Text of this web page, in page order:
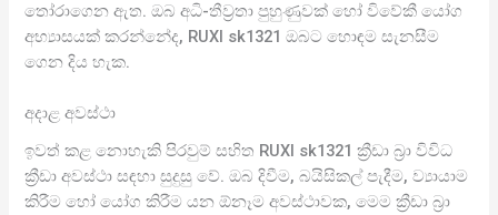
තෝරාගෙන ඇත. ඔබ අධි-තීව්‍රතා පුහුණුවක් හෝ විවේකී යෝග
අභ්‍යාසයක් කරන්නේද, RUXI sk1321 ඔබට හොඳම සැනසීම
ගෙන දිය හැක.
අදාළ අවස්ථා
ඉවත් කළ නොහැකි පිරවුම් සහිත RUXI sk1321 ක්‍රීඩා බ්‍රා විවිධ
ක්‍රීඩා අවස්ථා සඳහා සුදුසු වේ. ඔබ දිවීම, බයිසිකල් පැදීම, ව්‍යායාම
කිරීම හෝ යෝග කිරීම යන ඕනෑම අවස්ථාවක, මෙම ක්‍රීඩා බ්‍රා